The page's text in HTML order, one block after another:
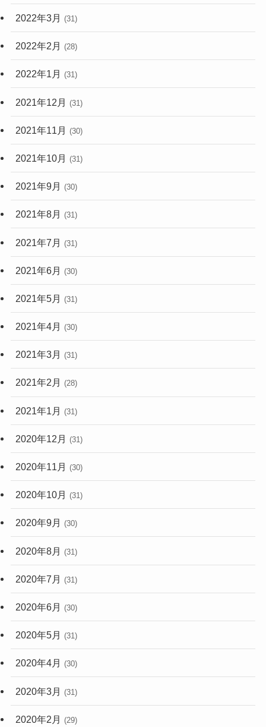
2022年3月 (31)
2022年2月 (28)
2022年1月 (31)
2021年12月 (31)
2021年11月 (30)
2021年10月 (31)
2021年9月 (30)
2021年8月 (31)
2021年7月 (31)
2021年6月 (30)
2021年5月 (31)
2021年4月 (30)
2021年3月 (31)
2021年2月 (28)
2021年1月 (31)
2020年12月 (31)
2020年11月 (30)
2020年10月 (31)
2020年9月 (30)
2020年8月 (31)
2020年7月 (31)
2020年6月 (30)
2020年5月 (31)
2020年4月 (30)
2020年3月 (31)
2020年2月 (29)